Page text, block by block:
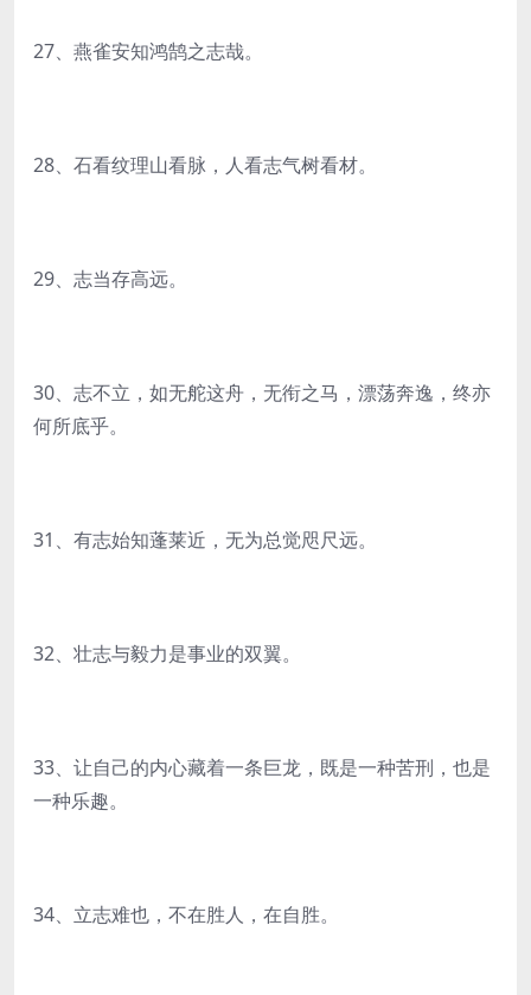
27、燕雀安知鸿鹄之志哉。
28、石看纹理山看脉，人看志气树看材。
29、志当存高远。
30、志不立，如无舵这舟，无衔之马，漂荡奔逸，终亦
何所底乎。
31、有志始知蓬莱近，无为总觉咫尺远。
32、壮志与毅力是事业的双翼。
33、让自己的内心藏着一条巨龙，既是一种苦刑，也是
一种乐趣。
34、立志难也，不在胜人，在自胜。